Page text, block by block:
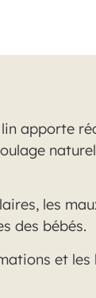
apporte
les
des bébés.
et